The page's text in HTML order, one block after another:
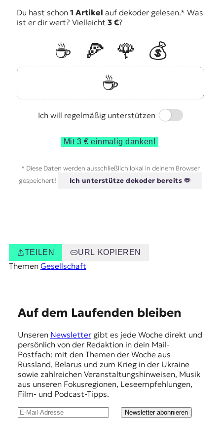
Du hast schon 1 Artikel auf dekoder gelesen.* Was
ist er dir wert? Vielleicht 3 €?
☕️ 🍕 🌹
💰
☕️
Ich will regelmäßig unterstützen
Switch
Mit 3 € einmalig danken!
* Diese Daten werden ausschließlich lokal in deinem Browser
gespeichert!
Ich unterstütze dekoder bereits 🫶
TEILEN URL KOPIEREN
Themen Gesellschaft
Auf dem Laufenden bleiben
Unseren Newslettergibt es jede Woche direkt und
persönlich von der Redaktion in dein Mail-
Postfach: mit den Themen der Woche aus
Russland, Belarus und zum Krieg in der Ukraine
sowie zahlreichen Veranstaltungshinweisen, Musik
aus unseren Fokusregionen, Leseempfehlungen,
Film- und Podcast-Tipps.
Newsletter abonnieren